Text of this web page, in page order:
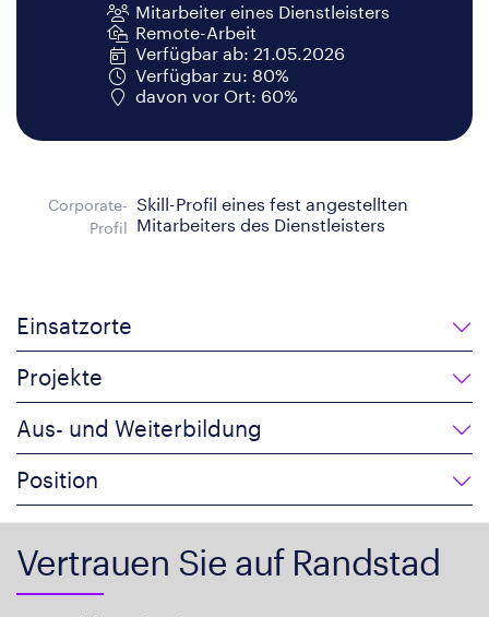
Mitarbeiter eines Dienstleisters
Remote-Arbeit
Verfügbar ab: 21.05.2026
Verfügbar zu: 80%
davon vor Ort: 60%
Corporate-
Profil
Skill-Profil eines fest angestellten
Mitarbeiters des Dienstleisters
Einsatzorte
Projekte
Aus- und Weiterbildung
Position
Vertrauen Sie auf Randstad